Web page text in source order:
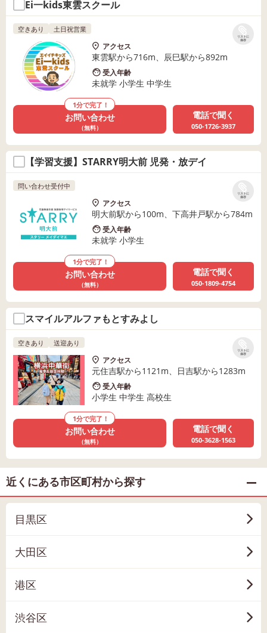
Ei一kids東雲スクール
リストに
保存
空きあり 土日祝営業
アクセス
東雲駅から716m、辰巳駅から892m
受入年齢
未就学 小学生 中学生
1分で完了！
お問い合わせ
（無料）
電話で聞く
050-1726-3937
【学習支援】STARRY明大前 児発・放デイ
リストに
保存
問い合わせ受付中
アクセス
明大前駅から100m、下高井戸駅から784m
受入年齢
未就学 小学生
1分で完了！
お問い合わせ
（無料）
電話で聞く
050-1809-4754
スマイルアルファもとすみよし
リストに
保存
空きあり 送迎あり
アクセス
元住吉駅から1121m、日吉駅から1283m
受入年齢
小学生 中学生 高校生
1分で完了！
お問い合わせ
（無料）
電話で聞く
050-3628-1563
近くにある市区町村から探す
目黒区
大田区
港区
渋谷区